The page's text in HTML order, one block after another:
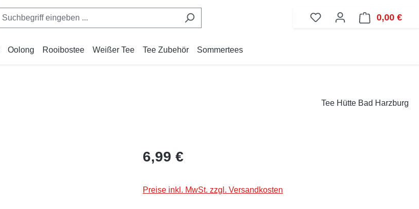
0,00 €
Oolong Rooibostee Weißer Tee Tee Zubehör Sommertees
Tee Hütte Bad Harzburg
Regulärer Preis:
6,99 €
Preise inkl. MwSt. zzgl. Versandkosten